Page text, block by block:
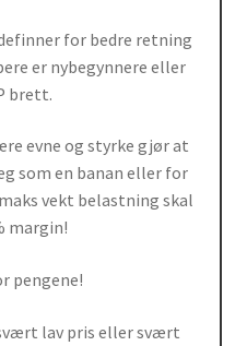
for bedre retning
er nybegynnere eller
brett.
evne og styrke gjør at
som en banan eller for
vekt belastning skal
margin!
pengene!
lav pris eller svært